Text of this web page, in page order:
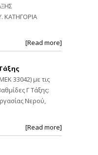
[Read more]
33042) με τις
Γ Τάξης:
Νερού,
[Read more]